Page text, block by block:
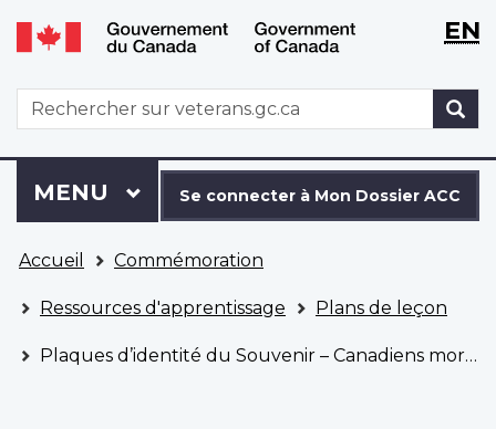
Aller
au
principal
Passer
à
version
HTML
simplifiée
WxT
WxTEN
WxT
Search
form
connecter
à
Dossier
ACC
Se connecter à Mon Dossier ACC
Menu
MENU PRINCIPAL
êtes
ici
Accueil Commémoration
Ressources d'apprentissage Plans de leçon
Plaques d’identité du Souvenir – Canadiens morts lors du raid sur Dieppe